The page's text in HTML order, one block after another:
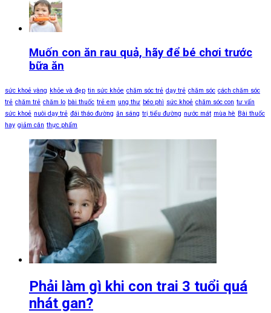
Muốn con ăn rau quả, hãy để bé chơi trước
bữa ăn
sức khoẻ vàng khỏe và đẹp tin sức khỏe chăm sóc trẻ dạy trẻ chăm sóc cách chăm sóc
trẻ chăm trẻ chăm lo bài thuốc trẻ em ung thư béo phì sức khoẻ chăm sóc con tư vấn
sức khoẻ nuôi dạy trẻ đái tháo đường ăn sáng trị tiểu đường nước mát mùa hè Bài thuốc
hay giảm cân thực phẩm
Phải làm gì khi con trai 3 tuổi quá
nhát gan?